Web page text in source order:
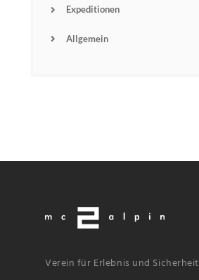
Expeditionen
Allgemein
Verein für Erlebnis und Sicherheit